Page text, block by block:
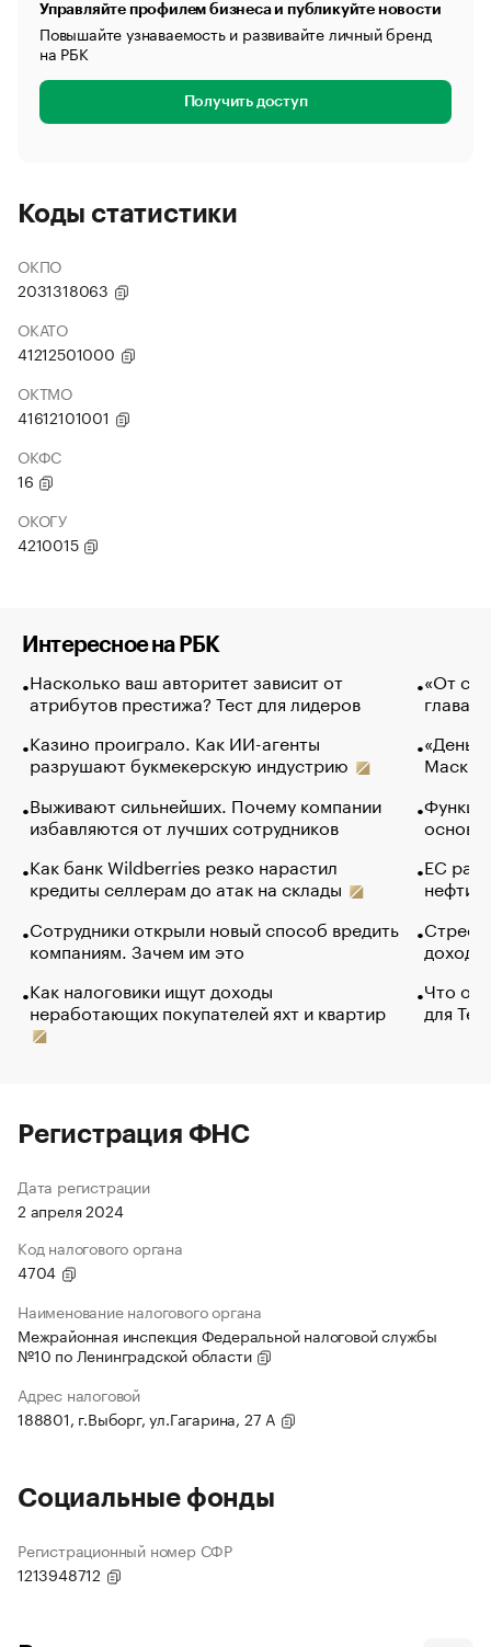
Управляйте профилем бизнеса и публикуйте новости
Повышайте узнаваемость и развивайте личный бренд
на РБК
Получить доступ
Коды статистики
ОКПО
2031318063
ОКАТО
41212501000
ОКТМО
41612101001
ОКФС
16
ОКОГУ
4210015
Интересное на РБК
Насколько ваш авторитет зависит от
атрибутов престижа? Тест для лидеров
Казино проиграло. Как ИИ-агенты
разрушают букмекерскую индустрию
Выживают сильнейших. Почему компании
избавляются от лучших сотрудников
Как банк Wildberries резко нарастил
кредиты селлерам до атак на склады
Сотрудники открыли новый способ вредить
компаниям. Зачем им это
Как налоговики ищут доходы
неработающих покупателей яхт и квартир
«От
глава
Маск в
основ
ЕС
нефти
Что
для
Регистрация ФНС
Дата регистрации
2 апреля 2024
Код налогового органа
4704
Наименование налогового органа
Межрайонная инспекция Федеральной налоговой службы
№10 по Ленинградской области
Адрес налоговой
188801, г.Выборг, ул.Гагарина, 27 А
Социальные фонды
Регистрационный номер СФР
1213948712